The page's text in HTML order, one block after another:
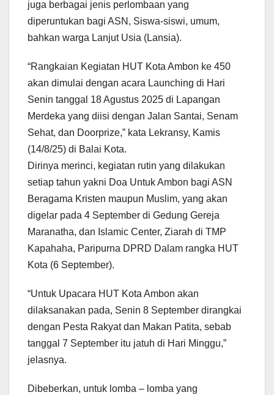
juga berbagai jenis perlombaan yang
diperuntukan bagi ASN, Siswa-siswi, umum,
bahkan warga Lanjut Usia (Lansia).
“Rangkaian Kegiatan HUT Kota Ambon ke 450
akan dimulai dengan acara Launching di Hari
Senin tanggal 18 Agustus 2025 di Lapangan
Merdeka yang diisi dengan Jalan Santai, Senam
Sehat, dan Doorprize,” kata Lekransy, Kamis
(14/8/25) di Balai Kota.
Dirinya merinci, kegiatan rutin yang dilakukan
setiap tahun yakni Doa Untuk Ambon bagi ASN
Beragama Kristen maupun Muslim, yang akan
digelar pada 4 September di Gedung Gereja
Maranatha, dan Islamic Center, Ziarah di TMP
Kapahaha, Paripurna DPRD Dalam rangka HUT
Kota (6 September).
“Untuk Upacara HUT Kota Ambon akan
dilaksanakan pada, Senin 8 September dirangkai
dengan Pesta Rakyat dan Makan Patita, sebab
tanggal 7 September itu jatuh di Hari Minggu,”
jelasnya.
Dibeberkan, untuk lomba – lomba yang